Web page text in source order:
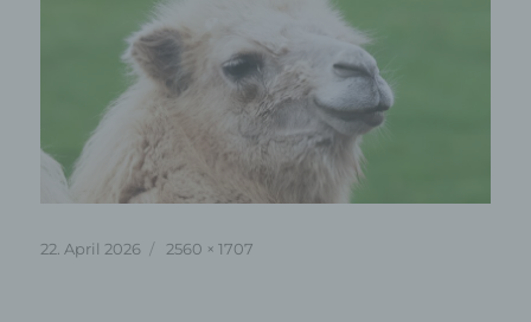
Veröffentlicht
22. April 2026 Originalgröße
2560 × 1707